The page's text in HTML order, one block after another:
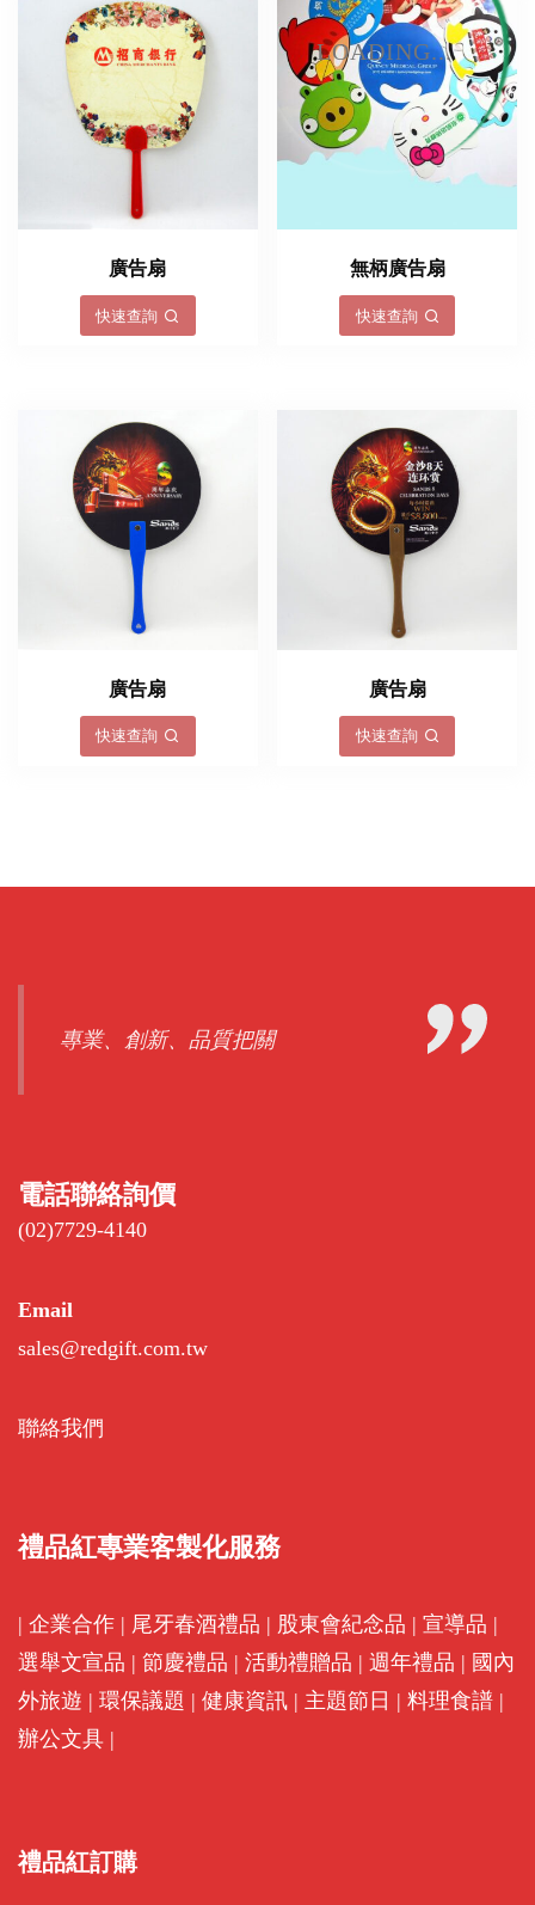
LOADING...
廣告扇
快速查詢
無柄廣告扇
快速查詢
廣告扇
快速查詢
廣告扇
快速查詢
專業、創新、品質把關
電話聯絡詢價
(02)7729-4140
Email
sales@redgift.com.tw
聯絡我們
禮品紅專業客製化服務
| 企業合作 | 尾牙春酒禮品 | 股東會紀念品 | 宣導品 |
選舉文宣品 | 節慶禮品 | 活動禮贈品 | 週年禮品 | 國內
外旅遊 | 環保議題 | 健康資訊 | 主題節日 | 料理食譜 |
辦公文具 |
禮品紅訂購